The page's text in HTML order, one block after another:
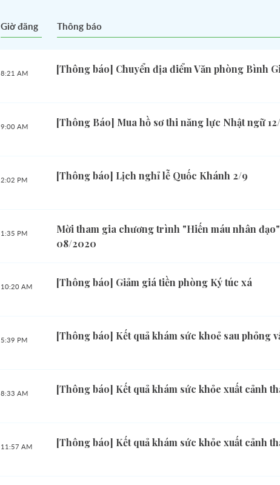
Ohayo
Giờ đăng Thông báo
8:21 AM [Thông báo] Chuyển địa điểm Văn phòng Bình
9:00 AM [Thông Báo] Mua hồ sơ thi năng lực Nhật ngữ
2:02 PM [Thông báo] Lịch nghỉ lễ Quốc Khánh 2/9
1:35 PM
Mời tham gia chương trình "Hiến máu nhân
08/2020
10:20 AM [Thông báo] Giảm giá tiền phòng Ký túc xá
5:39 PM [Thông báo] Kết quả khám sức khoẻ sau phỏng
8:33 AM [Thông báo] Kết quả khám sức khỏe xuất cảnh
11:57 AM [Thông báo] Kết quả khám sức khỏe xuất cảnh